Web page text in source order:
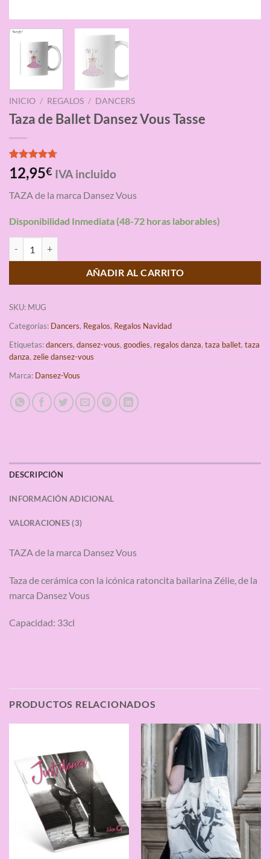
INICIO / REGALOS / DANCERS
Taza de Ballet Dansez Vous Tasse
Valorado
con4.67
base a
3
de clientes
12,95€ IVA incluido
TAZA de la marca Dansez Vous
Disponibilidad Inmediata (48-72 horas laborables)
AÑADIR AL CARRITO
SKU: MUG
Categorías: Dancers, Regalos, Regalos Navidad
Etiquetas:dancers, dansez-vous, goodies, regalos danza, taza ballet, taza
danza, zelie dansez-vous
Marca: Dansez-Vous
DESCRIPCIÓN
INFORMACIÓN ADICIONAL
VALORACIONES (3)
TAZA de la marca Dansez Vous
Taza de cerámica con la icónica ratoncita bailarina Zélie, de la
marca Dansez Vous
Capacidad: 33cl
PRODUCTOS RELACIONADOS